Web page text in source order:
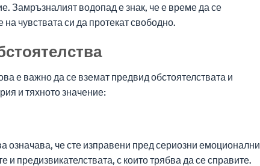
Замръзналият водопад е знак, че е време да се
чувствата си да протекат свободно.
е важно да се вземат предвид обстоятелствата и
и тяхното значение:
означава, че сте изправени пред сериозни емоционални
предизвикателствата, с които трябва да се справите.